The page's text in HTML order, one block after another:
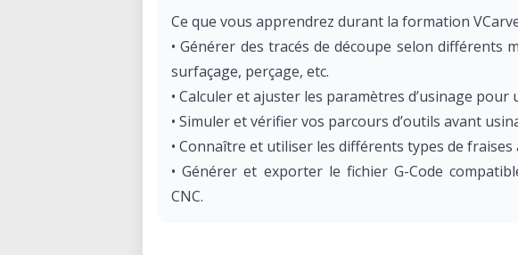
Ce que vous apprendrez durant la formation
• Générer des tracés de découpe selon différents
surfaçage, perçage, etc.
• Calculer et ajuster les paramètres d’usinage pour
• Simuler et vérifier vos parcours d’outils avant
• Connaître et utiliser les différents types de fraises
• Générer et exporter le fichier G-Code
CNC.